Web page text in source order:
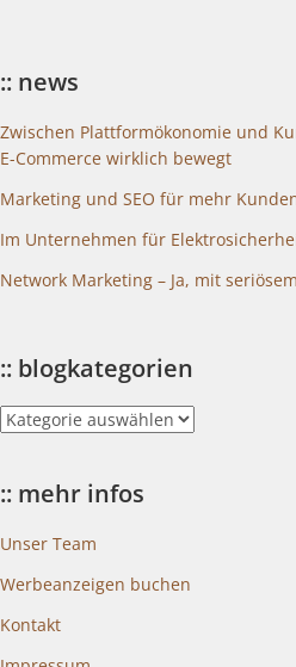
:: news
Zwischen Plattformökonomie und
E-Commerce wirklich bewegt
Marketing und SEO für mehr
Im Unternehmen für
Network Marketing – Ja, mit
:: blogkategorien
::
blogkategorien
:: mehr infos
Unser Team
Werbeanzeigen buchen
Kontakt